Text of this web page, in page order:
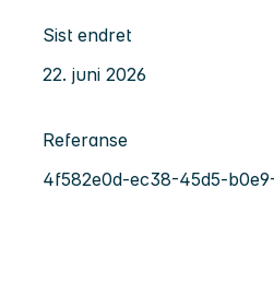
Sist endret
22. juni 2026
Referanse
4f582e0d-ec38-45d5-